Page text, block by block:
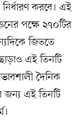
করবে। এই
পক্ষে ২৭০টির
জিততে
এই তিনটি
দৈনিক
জন্য এই তিনটি